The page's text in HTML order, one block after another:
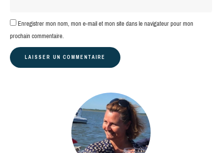
Enregistrer mon nom, mon e-mail et mon site dans le navigateur pour mon
prochain commentaire.